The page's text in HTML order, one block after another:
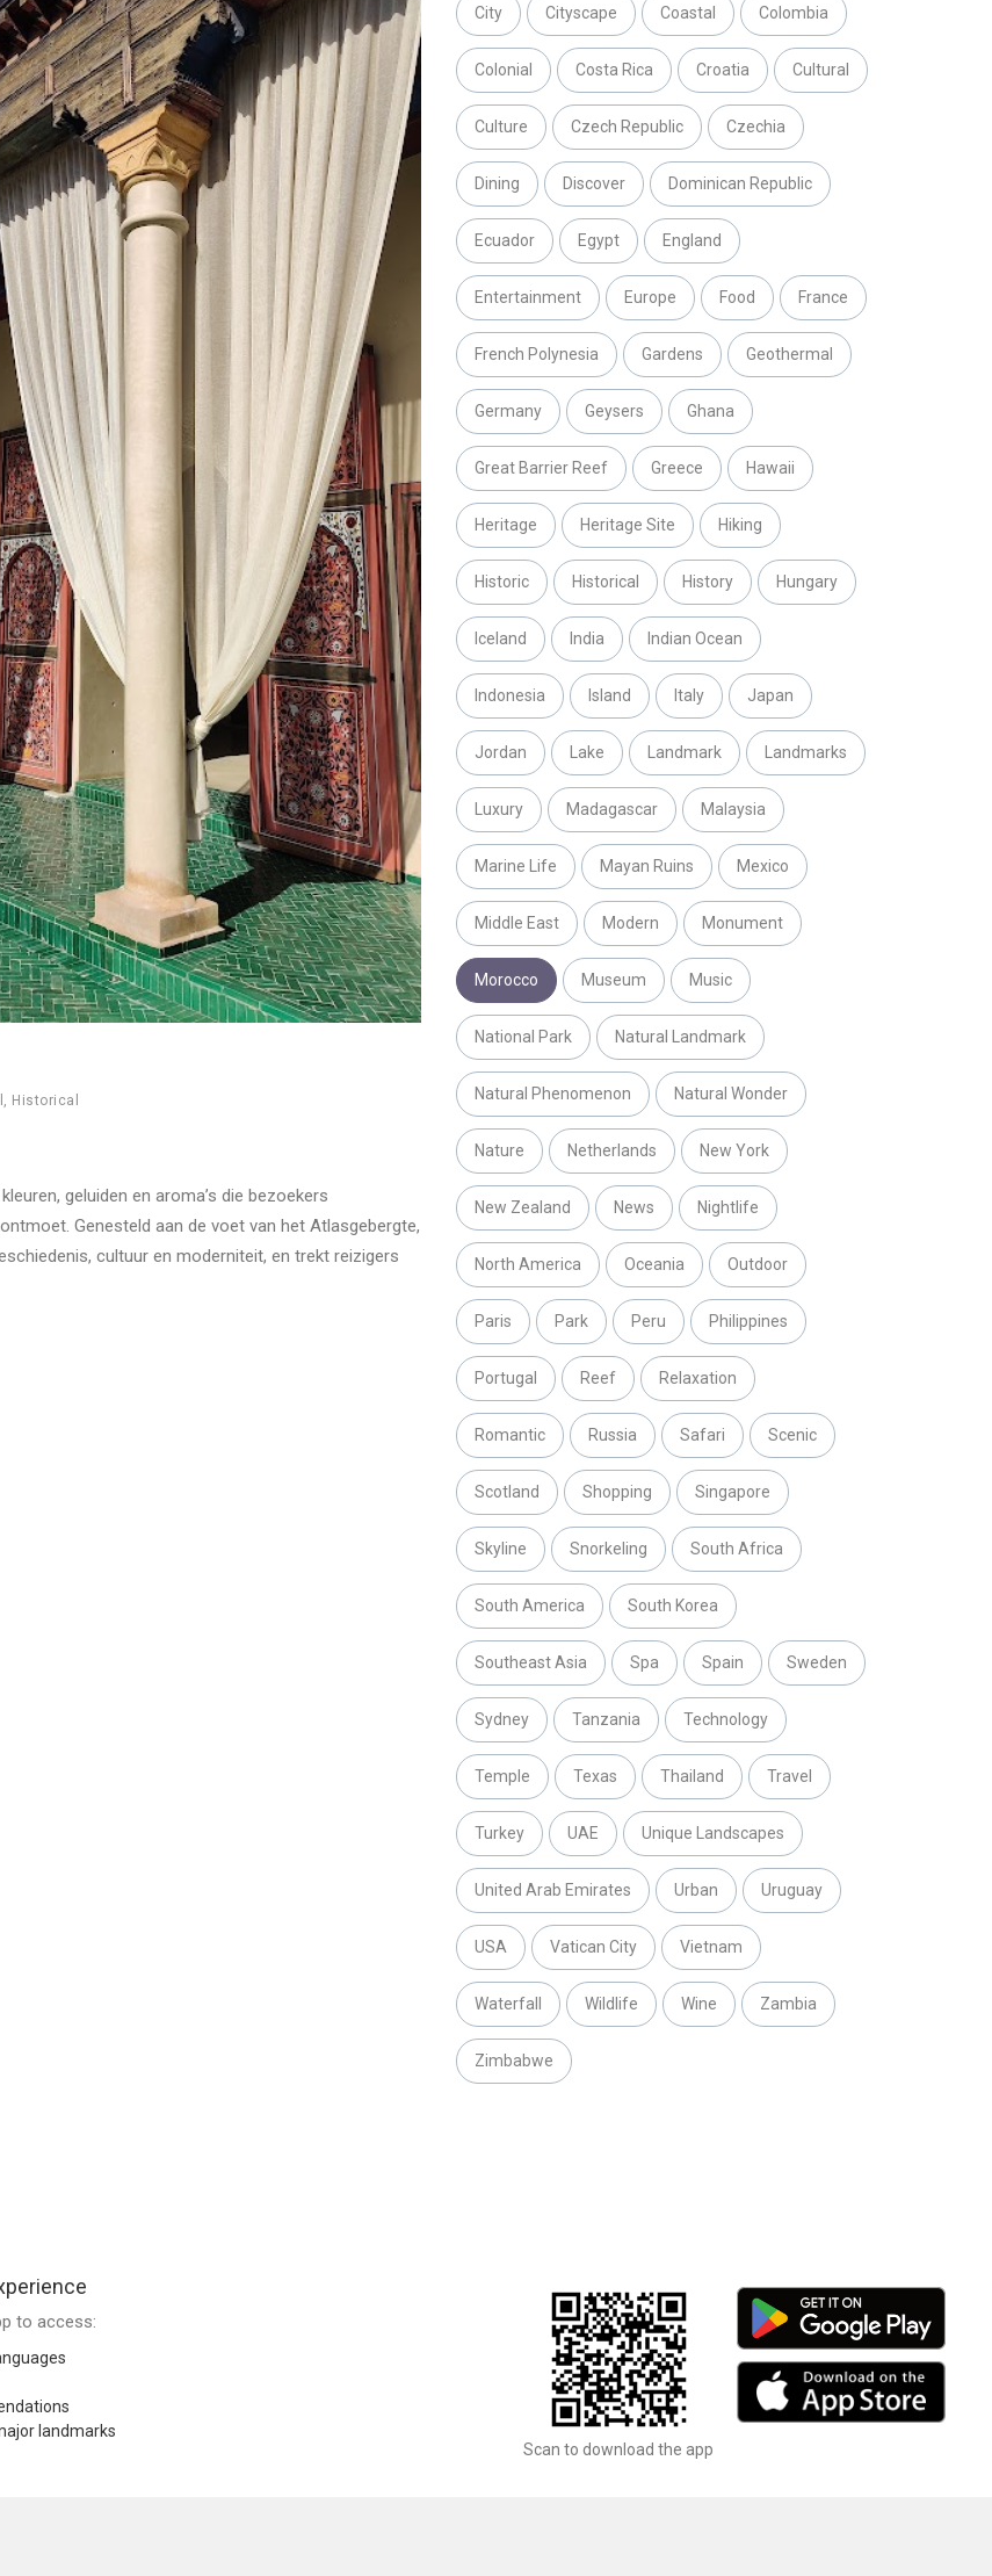
, Historical
geluiden en aroma’s die bezoekers
Genesteld aan de voet van het Atlasgebergte,
cultuur en moderniteit, en trekt reizigers
City Cityscape Coastal Colombia
Colonial Costa Rica Croatia Cultural
Culture Czech Republic Czechia
Dining Discover Dominican Republic
Ecuador Egypt England
Entertainment Europe Food France
French Polynesia Gardens Geothermal
Germany Geysers Ghana
Great Barrier Reef Greece Hawaii
Heritage Heritage Site Hiking
Historic Historical History Hungary
Iceland India Indian Ocean
Indonesia Island Italy Japan
Jordan Lake Landmark Landmarks
Luxury Madagascar Malaysia
Marine Life Mayan Ruins Mexico
Middle East Modern Monument
Morocco Museum Music
National Park Natural Landmark
Natural Phenomenon Natural Wonder
Nature Netherlands New York
New Zealand News Nightlife
North America Oceania Outdoor
Paris Park Peru Philippines
Portugal Reef Relaxation
Romantic Russia Safari Scenic
Scotland Shopping Singapore
Skyline Snorkeling South Africa
South America South Korea
Southeast Asia Spa Spain Sweden
Sydney Tanzania Technology
Temple Texas Thailand Travel
Turkey UAE Unique Landscapes
United Arab Emirates Urban Uruguay
USA Vatican City Vietnam
Waterfall Wildlife Wine Zambia
Zimbabwe
to access:
landmarks
Scan to download the app